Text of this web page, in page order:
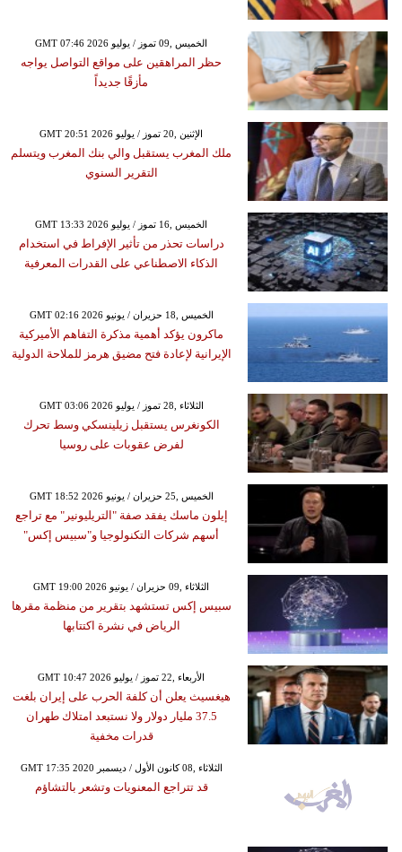
GMT 07:46 2026 الخميس ,09 تموز / يوليو
حظر المراهقين على مواقع التواصل يواجه
مأزقًا جديداً
GMT 20:51 2026 الإثنين ,20 تموز / يوليو
ملك المغرب يستقبل والي بنك المغرب ويتسلم
التقرير السنوي
GMT 13:33 2026 الخميس ,16 تموز / يوليو
دراسات تحذر من تأثير الإفراط في استخدام
الذكاء الاصطناعي على القدرات المعرفية
GMT 02:16 2026 الخميس ,18 حزيران / يونيو
ماكرون يؤكد أهمية مذكرة التفاهم الأميركية
الإيرانية لإعادة فتح مضيق هرمز للملاحة الدولية
GMT 03:06 2026 الثلاثاء ,28 تموز / يوليو
الكونغرس يستقبل زيلينسكي وسط تحرك
لفرض عقوبات على روسيا
GMT 18:52 2026 الخميس ,25 حزيران / يونيو
إيلون ماسك يفقد صفة "التريليونير" مع تراجع
أسهم شركات التكنولوجيا و"سبيس إكس"
GMT 19:00 2026 الثلاثاء ,09 حزيران / يونيو
سبيس إكس تستشهد بتقرير من منظمة مقرها
الرياض في نشرة اكتتابها
GMT 10:47 2026 الأربعاء ,22 تموز / يوليو
هيغسيث يعلن أن كلفة الحرب على إيران بلغت
37.5 مليار دولار ولا نستبعد امتلاك طهران
قدرات مخفية
GMT 17:35 2020 الثلاثاء ,08 كانون الأول / ديسمبر
قد تتراجع المعنويات وتشعر بالتشاؤم